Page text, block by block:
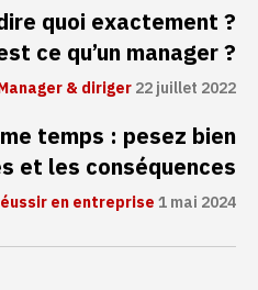
quoi exactement ?
ce qu’un manager ?
& diriger22 juillet 2022
temps : pesez bien
et les conséquences
en entreprise1 mai 2024